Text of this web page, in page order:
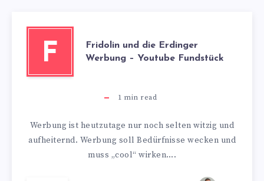
F
Fridolin und die Erdinger
Werbung – Youtube Fundstück
1 min read
Werbung ist heutzutage nur noch selten witzig und
aufheiternd. Werbung soll Bedürfnisse wecken und
muss „cool“ wirken….